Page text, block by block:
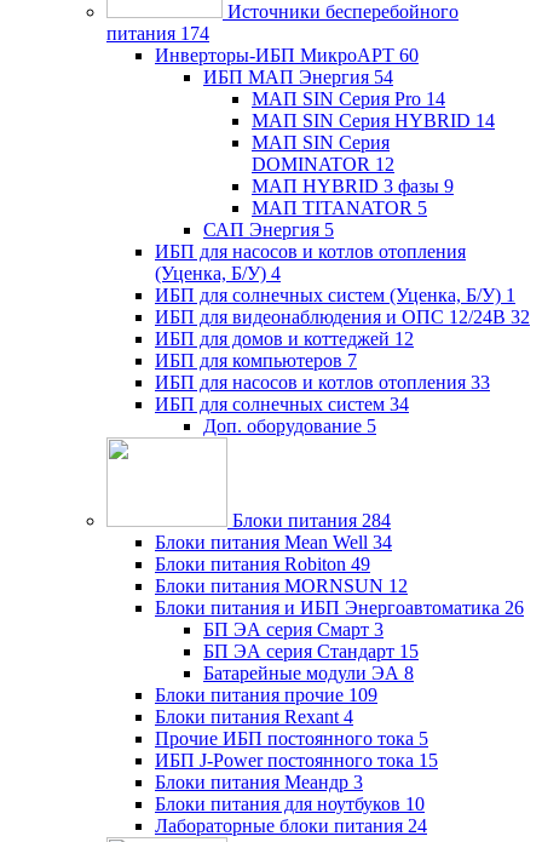
Источники бесперебойного
питания 174
Инверторы-ИБП МикроАРТ 60
ИБП МАП Энергия 54
МАП SIN Серия Pro 14
МАП SIN Серия HYBRID 14
МАП SIN Серия
DOMINATOR 12
МАП HYBRID 3 фазы 9
МАП TITANATOR 5
САП Энергия 5
ИБП для насосов и котлов отопления
(Уценка, Б/У) 4
ИБП для солнечных систем (Уценка, Б/У) 1
ИБП для видеонаблюдения и ОПС 12/24В 32
ИБП для домов и коттеджей 12
ИБП для компьютеров 7
ИБП для насосов и котлов отопления 33
ИБП для солнечных систем 34
Доп. оборудование 5
Блоки питания 284
Блоки питания Mean Well 34
Блоки питания Robiton 49
Блоки питания MORNSUN 12
Блоки питания и ИБП Энергоавтоматика 26
БП ЭА серия Смарт 3
БП ЭА серия Стандарт 15
Батарейные модули ЭА 8
Блоки питания прочие 109
Блоки питания Rexant 4
Прочие ИБП постоянного тока 5
ИБП J-Power постоянного тока 15
Блоки питания Меандр 3
Блоки питания для ноутбуков 10
Лабораторные блоки питания 24